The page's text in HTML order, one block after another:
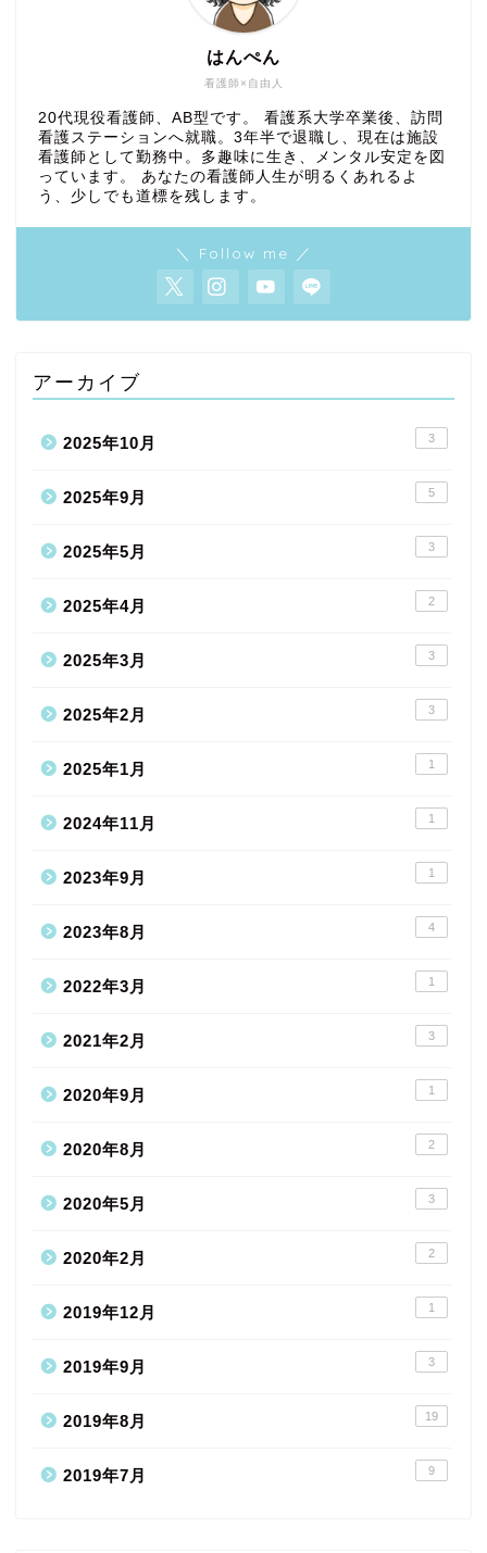
看護師×自由人
はんぺん
20代現役看護師、AB型です。 看護系大学卒業後、訪問
看護ステーションへ就職。3年半で退職し、現在は施設
看護師として勤務中。多趣味に生き、メンタル安定を図
っています。 あなたの看護師人生が明るくあれるよ
う、少しでも道標を残します。
＼ Follow me ／
アーカイブ
2025年10月 3
2025年9月 5
2025年5月 3
2025年4月 2
2025年3月 3
2025年2月 3
2025年1月 1
2024年11月 1
2023年9月 1
2023年8月 4
2022年3月 1
2021年2月 3
2020年9月 1
2020年8月 2
2020年5月 3
2020年2月 2
2019年12月 1
2019年9月 3
2019年8月 19
2019年7月 9